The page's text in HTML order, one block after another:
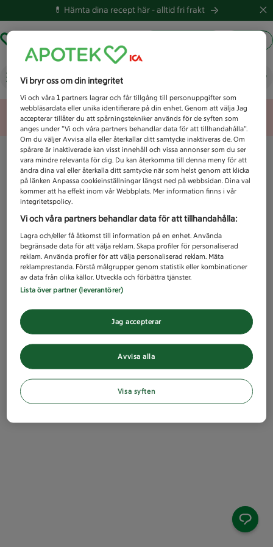
💊 Hämta dina recept här -alltid fri frakt
Vad letar du efter idag?
Unknown error
Vi bryr oss om din integritet
Vi och våra1 partners lagrar och får tillgång till personuppgifter som
webbläsardata eller unika identifierare på din enhet. Genom att välja Jag
accepterar tillåter du att spårningstekniker används för de syften som
anges under ”Vi och våra partners behandlar data för att tillhandahålla”.
Om du väljer Avvisa alla eller återkallar ditt samtycke inaktiveras de. Om
spårare är inaktiverade kan visst innehåll och vissa annonser som du ser
vara mindre relevanta för dig. Du kan återkomma till denna meny för att
ändra dina val eller återkalla ditt samtycke när som helst genom att klicka
på länken Anpassa cookieinställningar längst ned på webbsidan. Dina val
kommer att ha effekt inom vår Webbplats. Mer information finns i vår
integritetspolicy.
Vi och våra partners behandlar data för att tillhandahålla:
Lagra och/eller få åtkomst till information på en enhet. Använda
begränsade data för att välja reklam. Skapa profiler för personaliserad
reklam. Använda profiler för att välja personaliserad reklam. Mäta
reklamprestanda. Förstå målgrupper genom statistik eller kombinationer
av data från olika källor. Utveckla och förbättra tjänster.
Lista över partner (leverantörer)
Avvisa alla
Jag accepterar
Visa syften